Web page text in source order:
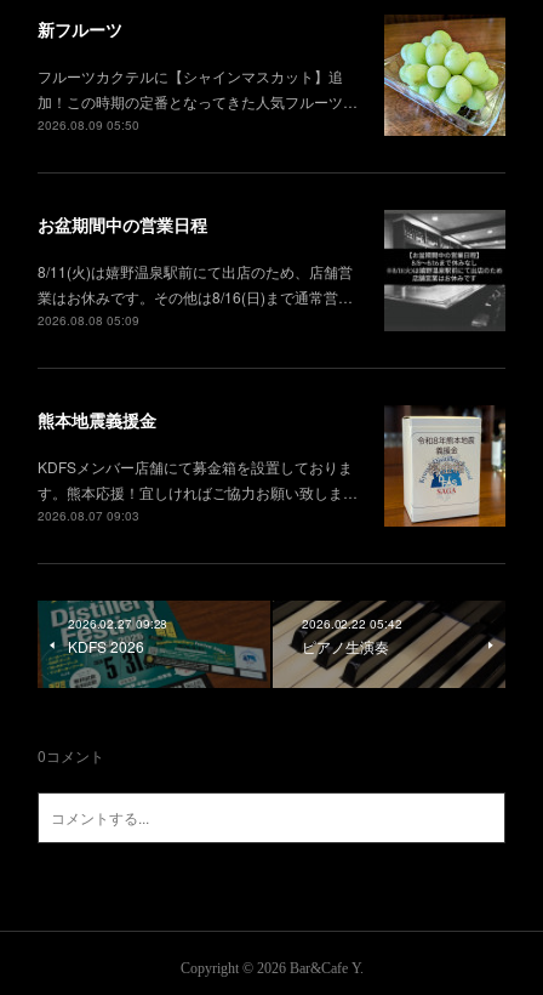
新フルーツ
フルーツカクテルに【シャインマスカット】追
加！この時期の定番となってきた人気フルーツ…
2026.08.09 05:50
お盆期間中の営業日程
8/11(火)は嬉野温泉駅前にて出店のため、店舗営
業はお休みです。その他は8/16(日)まで通常営…
2026.08.08 05:09
熊本地震義援金
KDFSメンバー店舗にて募金箱を設置しておりま
す。熊本応援！宜しければご協力お願い致しま…
2026.08.07 09:03
2026.02.27 09:28
KDFS 2026
2026.02.22 05:42
ピアノ生演奏
0コメント
Copyright © 2026 Bar&Cafe Y.